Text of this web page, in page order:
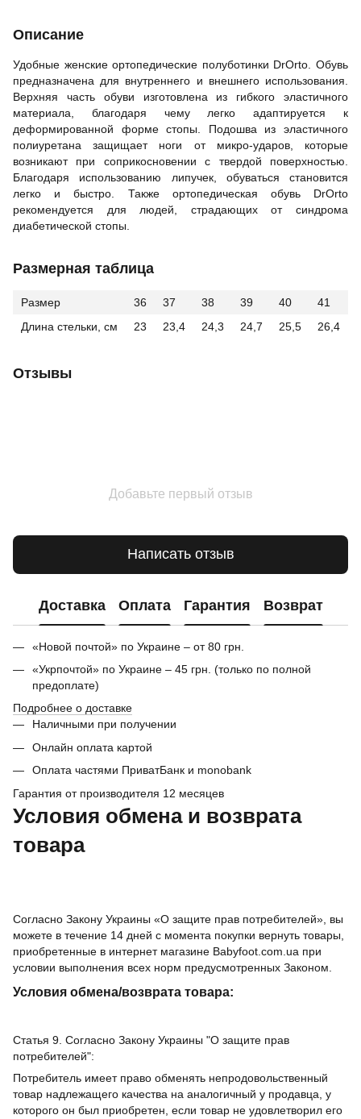
Описание
Удобные женские ортопедические полуботинки DrOrto. Обувь
предназначена для внутреннего и внешнего использования.
Верхняя часть обуви изготовлена из гибкого эластичного
материала, благодаря чему легко адаптируется к
деформированной форме стопы. Подошва из эластичного
полиуретана защищает ноги от микро-ударов, которые
возникают при соприкосновении с твердой поверхностью.
Благодаря использованию липучек, обуваться становится
легко и быстро. Также ортопедическая обувь DrOrto
рекомендуется для людей, страдающих от синдрома
диабетической стопы.
Размерная таблица
Размер 36 37 38 39 40
41
Длина стельки, см
23 23,4 24,3 24,7 25,5 26,4
Отзывы
Добавьте первый отзыв
Написать отзыв
Доставка Оплата Гарантия Возврат
«Новой почтой» по Украине – от 80 грн.
«Укрпочтой» по Украине – 45 грн. (только по полной
предоплате)
Подробнее о доставке
Наличными при получении
Онлайн оплата картой
Оплата частями ПриватБанк и monobank
Гарантия от производителя 12 месяцев
Условия обмена и возврата
товара
Согласно Закону Украины «О защите прав потребителей», вы
можете в течение 14 дней с момента покупки вернуть товары,
приобретенные в интернет магазине Babyfoot.com.ua при
условии выполнения всех норм предусмотренных Законом.
Условия обмена/возврата товара:
Статья 9. Согласно Закону Украины "О защите прав
потребителей":
Потребитель имеет право обменять непродовольственный
товар надлежащего качества на аналогичный у продавца, у
которого он был приобретен, если товар не удовлетворил его